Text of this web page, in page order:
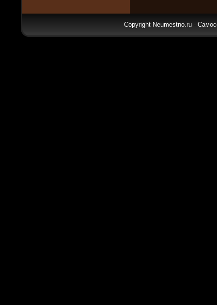
Copyright Neumestno.ru -